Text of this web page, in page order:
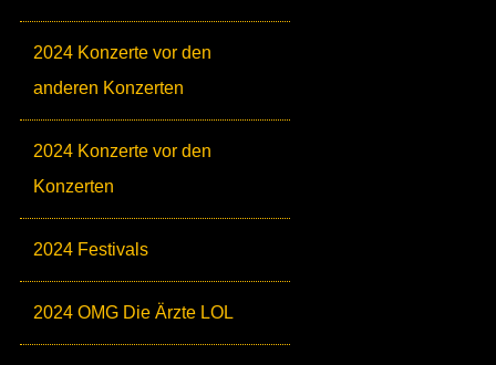
2024 Konzerte vor den
anderen Konzerten
2024 Konzerte vor den
Konzerten
2024 Festivals
2024 OMG Die Ärzte LOL